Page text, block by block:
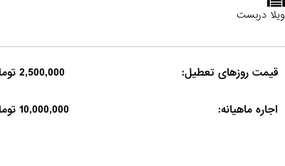
ویلا دربست
قیمت روزهای تعطیل: 2,500,000 تومان
اجاره ماهیانه: 10,000,000 تومان